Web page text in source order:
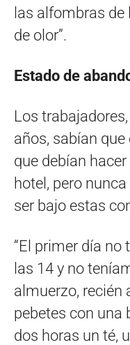
las alfombras
de olor”.
Estado de
Los
años, sabían
que debían
hotel, pero
ser bajo estas
“El primer día no
las 14 y no
almuerzo, recién
pebetes con una
dos horas un té,